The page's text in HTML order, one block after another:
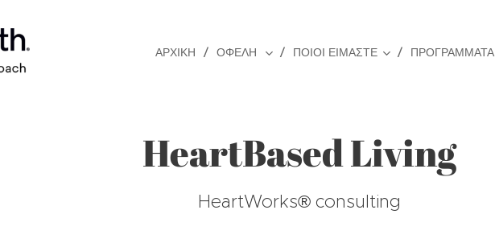
ΑΡΧΙΚΗ ΟΦΕΛΗ ΠΟΙΟΙ ΕΙΜΑΣΤΕ ΠΡΟΓΡΆΜΜΑΤΑ
HeartBased Living
HeartWorks® consulting